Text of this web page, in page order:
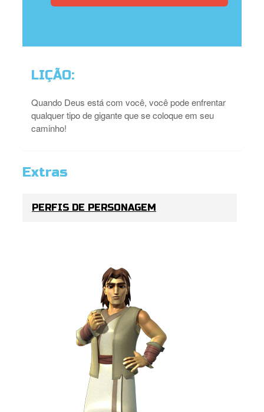
LIÇÃO:
Quando Deus está com você, você pode enfrentar
qualquer tipo de gigante que se coloque em seu
caminho!
Extras
PERFIS DE PERSONAGEM